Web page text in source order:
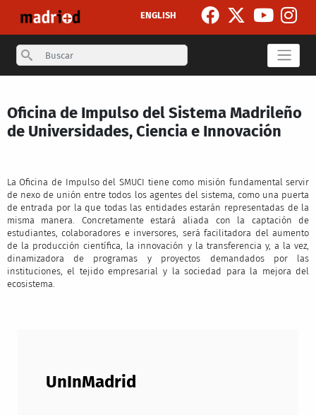
ENGLISH
Search
Oficina de Impulso del Sistema Madrileño
de Universidades, Ciencia e Innovación
La Oficina de Impulso del SMUCI tiene como misión fundamental servir
de nexo de unión entre todos los agentes del sistema, como una puerta
de entrada por la que todas las entidades estarán representadas de la
misma manera. Concretamente estará aliada con la captación de
estudiantes, colaboradores e inversores, será facilitadora del aumento
de la producción científica, la innovación y la transferencia y, a la vez,
dinamizadora de programas y proyectos demandados por las
instituciones, el tejido empresarial y la sociedad para la mejora del
ecosistema.
UnInMadrid